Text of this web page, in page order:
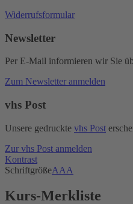
Widerrufsformular
Newsletter
Per E-Mail informieren wir Sie
Zum Newsletter anmelden
vhs Post
Unsere gedruckte vhs Post
Zur vhs Post anmelden
Kontrast
SchriftgrößeAAA
Kurs-Merkliste